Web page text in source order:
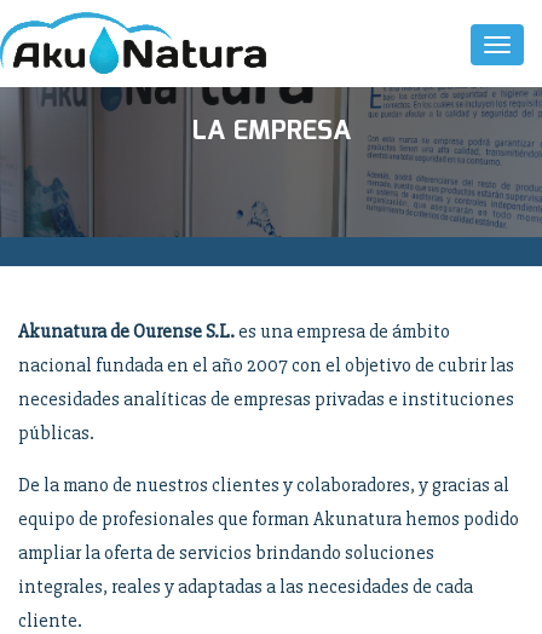
Toggle
LA EMPRESA
Akunatura de Ourense S.L.es una empresa de ámbito
nacional fundada en el año 2007 con el objetivo de cubrir las
necesidades analíticas de empresas privadas e instituciones
públicas.
De la mano de nuestros clientes y colaboradores, y gracias al
equipo de profesionales que forman Akunatura hemos podido
ampliar la oferta de servicios brindando soluciones
integrales, reales y adaptadas a las necesidades de cada
cliente.